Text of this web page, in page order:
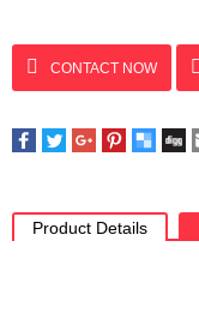
CONTACT NOW
Product Details